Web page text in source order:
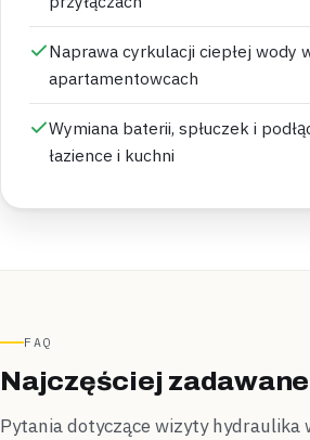
Naprawa cyrkulacji ciepłej wody
apartamentowcach
Wymiana baterii, spłuczek i
łazience i kuchni
FAQ
Najczęściej
Pytania dotyczące wizyty hydraulika